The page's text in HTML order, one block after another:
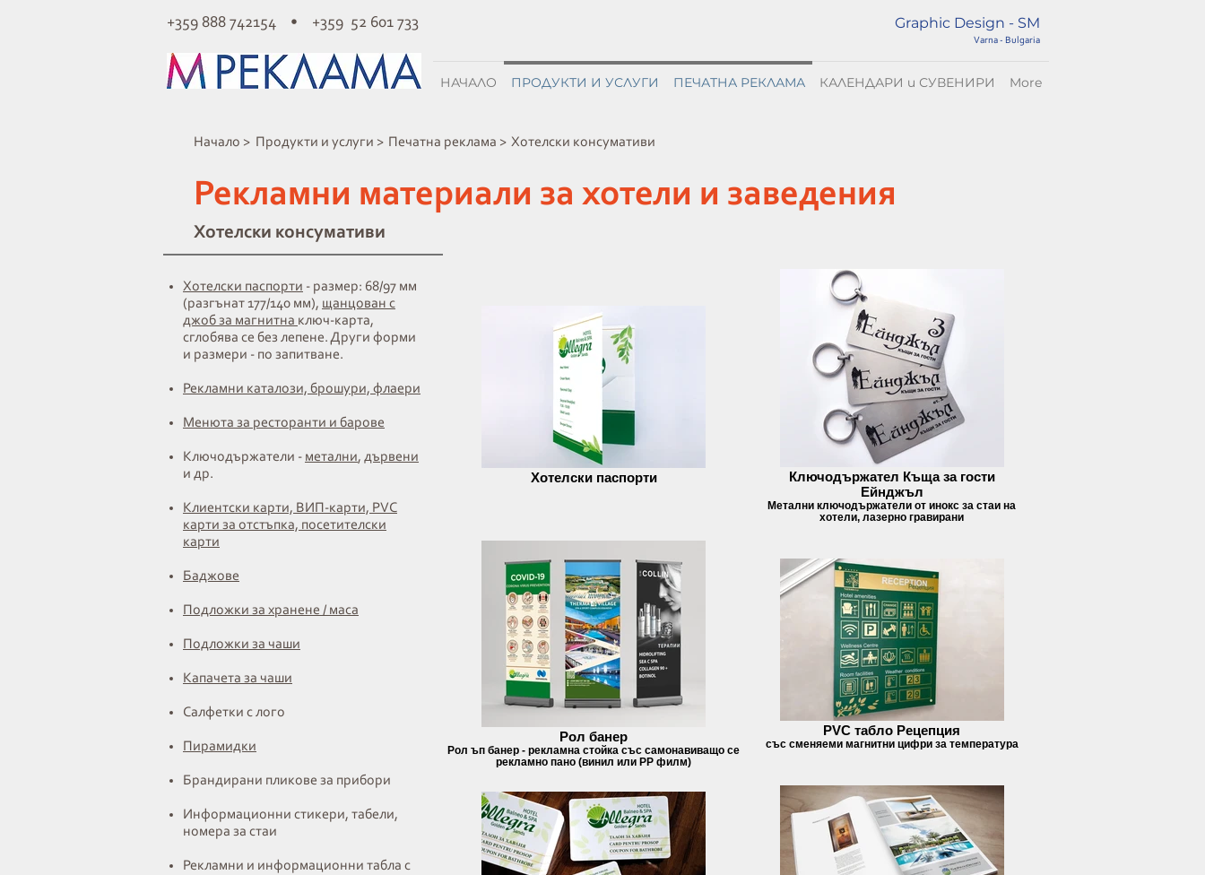
+359 888 742154 • +359 52 601 733 Graphic Design - SM
Varna - Bulgaria
НАЧАЛО ПРОДУКТИ И УСЛУГИ ПЕЧАТНА РЕКЛАМА КАЛЕНДАРИ и СУВЕНИРИ More
Хотелски консумативи
Начало > Продукти и услуги > Печатна реклама >
Рекламни материали за хотели и заведения
Хотелски консумативи
Хотелски паспорти - размер: 68/97 мм
(разгънат 177/140 мм), щанцован с
джоб за магнитна ключ-карта,
сглобява се без лепене. Други форми
и размери - по запитване.
Рекламни каталози, брошури, флаери
Менюта за ресторанти и барове
Ключодържатели - метални, дървени
и др.
Клиентски карти, ВИП-карти, PVC
карти за отстъпка, посетителски
карти
Баджове
Подложки за хранене / маса
Подложки за чаши
Капачета за чаши
Салфетки с лого
Пирамидки
Брандирани пликове за прибори
Информационни стикери, табели,
номера за стаи
Рекламни и информационни табла с
Хотелски паспорти
Ключодържател Къща за гости
Ейнджъл
Метални ключодържатели от инокс за стаи на
хотели, лазерно гравирани
Рол банер
Рол ъп банер - рекламна стойка със самонавиващо се
рекламно пано (винил или РР филм)
PVC табло Рецепция
със сменяеми магнитни цифри за температура